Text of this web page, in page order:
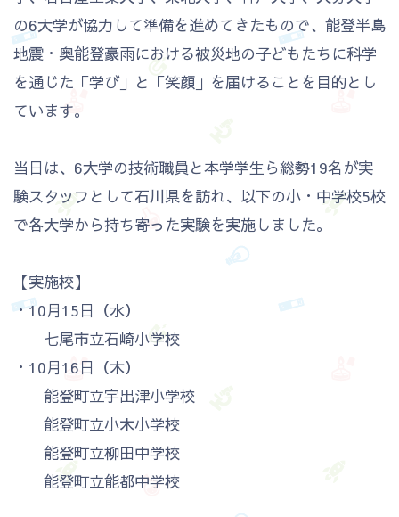
の6大学が協力して準備を進めてきたもので、能登半島
地震・奥能登豪雨における被災地の子どもたちに科学
を通じた「学び」と「笑顔」を届けることを目的とし
ています。
当日は、6大学の技術職員と本学学生ら総勢19名が実
験スタッフとして石川県を訪れ、以下の小・中学校5校
で各大学から持ち寄った実験を実施しました。
【実施校】
・10月15日（水）
七尾市立石崎小学校
・10月16日（木）
能登町立宇出津小学校
能登町立小木小学校
能登町立柳田中学校
能登町立能都中学校